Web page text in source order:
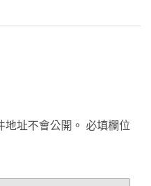
址不會公開。 必填欄位